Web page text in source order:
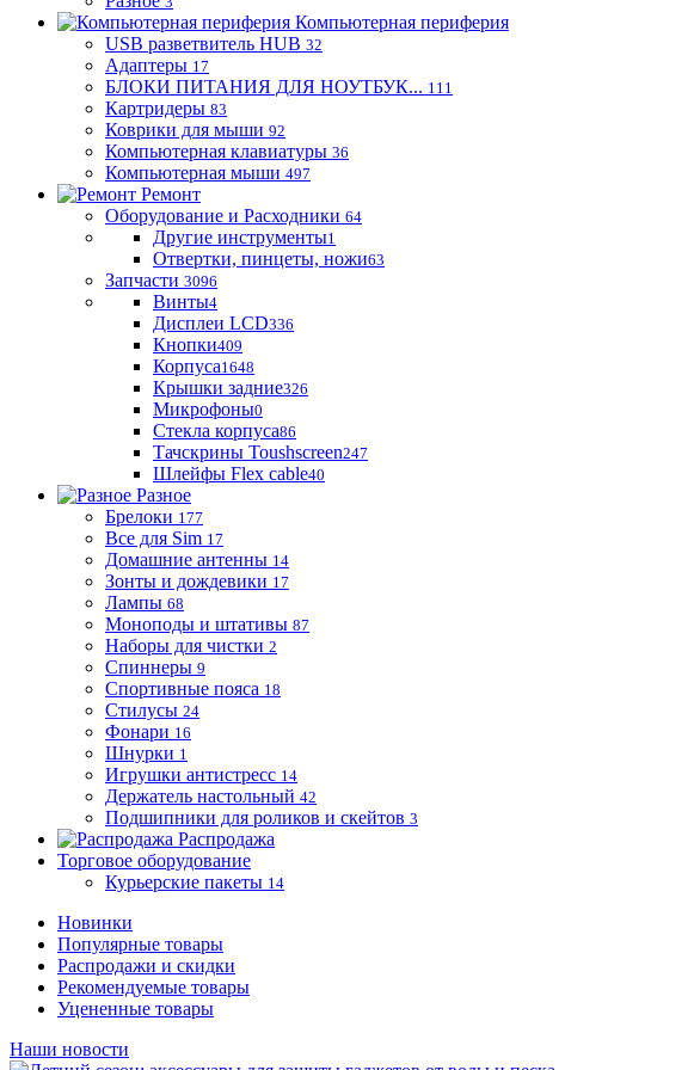
Компьютерная периферия
USB разветвитель HUB 32
Адаптеры 17
БЛОКИ ПИТАНИЯ ДЛЯ НОУТБУК... 111
Картридеры 83
Коврики для мыши 92
Компьютерная клавиатуры 36
Компьютерная мыши 497
Ремонт
Оборудование и Расходники 64
Другие инструменты1
Отвертки, пинцеты, ножи63
Запчасти 3096
Винты4
Дисплеи LCD336
Кнопки409
Корпуса1648
Крышки задние326
Микрофоны0
Стекла корпуса86
Тачскрины Toushscreen247
Шлейфы Flex cable40
Разное
Брелоки 177
Все для Sim 17
Домашние антенны 14
Зонты и дождевики 17
Лампы 68
Моноподы и штативы 87
Наборы для чистки 2
Спиннеры 9
Спортивные пояса 18
Стилусы 24
Фонари 16
Шнурки 1
Игрушки антистресс 14
Держатель настольный 42
Подшипники для роликов и скейтов 3
Распродажа
Торговое оборудование
Курьерские пакеты 14
Новинки
Популярные товары
Распродажи и скидки
Рекомендуемые товары
Уцененные товары
Наши новости